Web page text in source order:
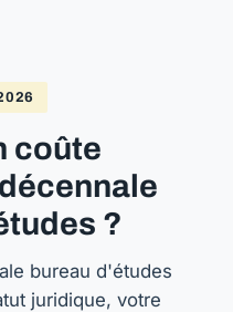
coûte
?
bureau d'études
juridique, votre